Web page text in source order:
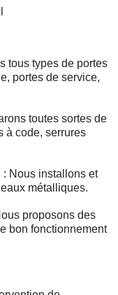
tous types de portes
portes de service,
toutes sortes de
à code, serrures
Nous installons et
métalliques.
proposons des
bon fonctionnement